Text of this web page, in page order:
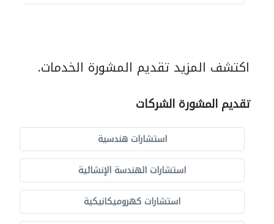
اكتشف المزيد تقديم المشورة الخدمات.
تقديم المشورة الشركات
استشارات هندسية
استشارات الهندسة الإنشائية
استشارات كهروميكانيكية